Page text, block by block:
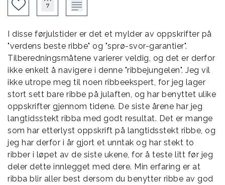
I disse førjulstider er det et mylder av oppskrifter på
"verdens beste ribbe" og "sprø-svor-garantier".
Tilberedningsmåtene varierer veldig, og det er derfor
ikke enkelt å navigere i denne "ribbejungelen". Jeg vil
ikke utrope meg til noen ribbeekspert, for jeg lager
stort sett bare ribbe på julaften, og har benyttet ulike
oppskrifter gjennom tidene. De siste årene har jeg
langtidsstekt ribba med godt resultat. Det er mange
som har etterlyst oppskrift på langtidsstekt ribbe, og
jeg har derfor i år gjort et unntak og har stekt to
ribber i løpet av de siste ukene, for å teste litt før jeg
deler dette innlegget med dere. Min erfaring er at
ribba blir aller best dersom du benytter ribbe av god